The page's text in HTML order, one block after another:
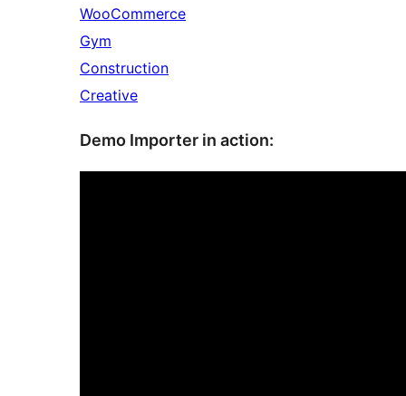
WooCommerce
Gym
Construction
Creative
Demo Importer in action: